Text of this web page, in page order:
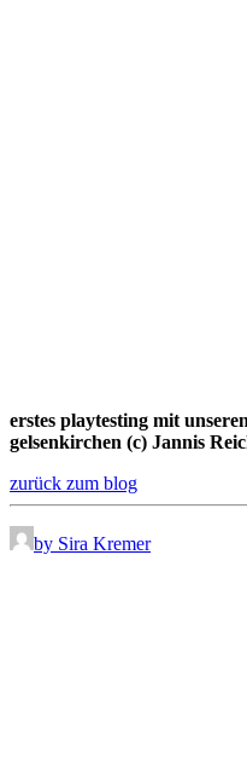
erstes playtesting mit
gelsenkirchen (c) Jannis
zurück zum blog
by Sira Kremer